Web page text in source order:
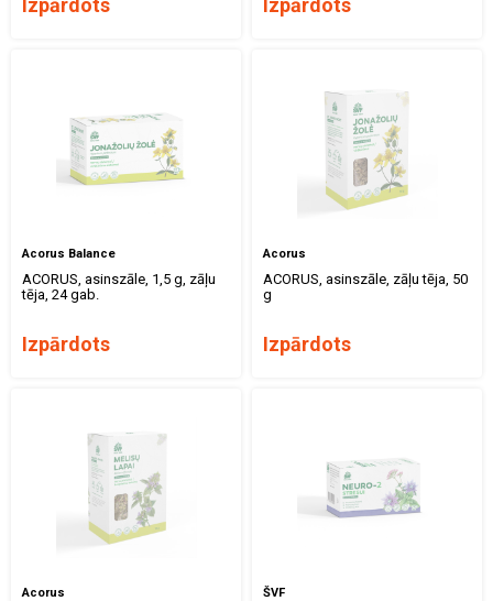
Acorus Balance
ACORUS, asinszāle, 1,5 g, zāļu
tēja, 24 gab.
Izpārdots
Acorus
ACORUS, asinszāle, zāļu tēja, 50
g
Izpārdots
Acorus ŠVF